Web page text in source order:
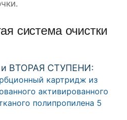
система очистки
ВТОРАЯ СТУПЕНИ:
картридж из
активированного
полипропилена 5